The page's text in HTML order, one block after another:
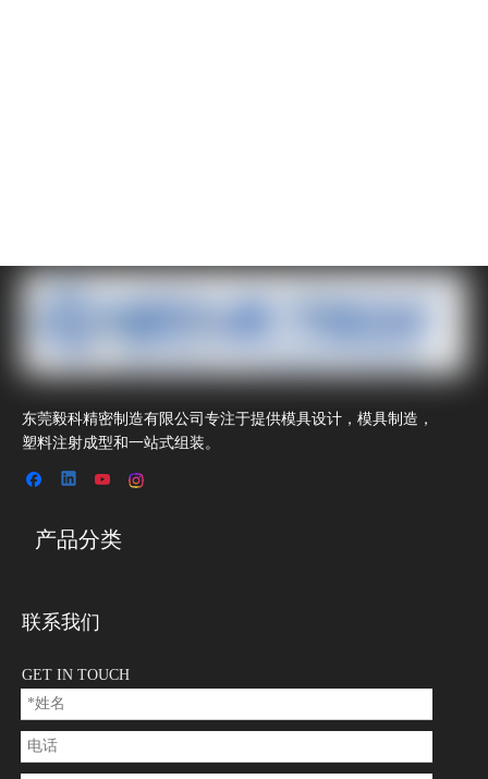
东莞毅科精密制造有限公司专注于提供模具设计，模具制造，
塑料注射成型和一站式组装。
产品分类
联系我们
GET IN TOUCH